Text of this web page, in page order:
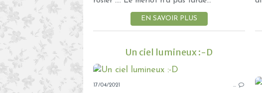
EN SAVOIR PLUS
Un ciel lumineux :-D
17/04/2021 …